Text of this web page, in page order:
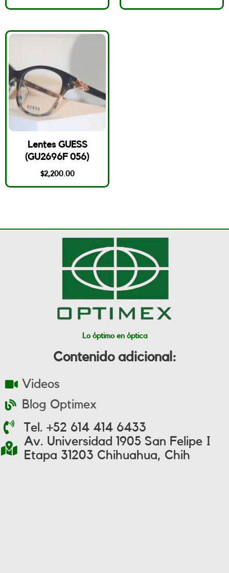
Lentes GUESS
(GU2696F 056)
$2,200.00
Lo óptimo en óptica
Contenido adicional:
Videos
Blog Optimex
Tel. +52 614 414 6433
Av. Universidad 1905 San Felipe I
Etapa 31203 Chihuahua, Chih